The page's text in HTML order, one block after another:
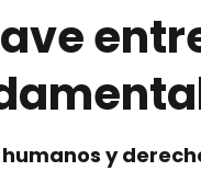
y